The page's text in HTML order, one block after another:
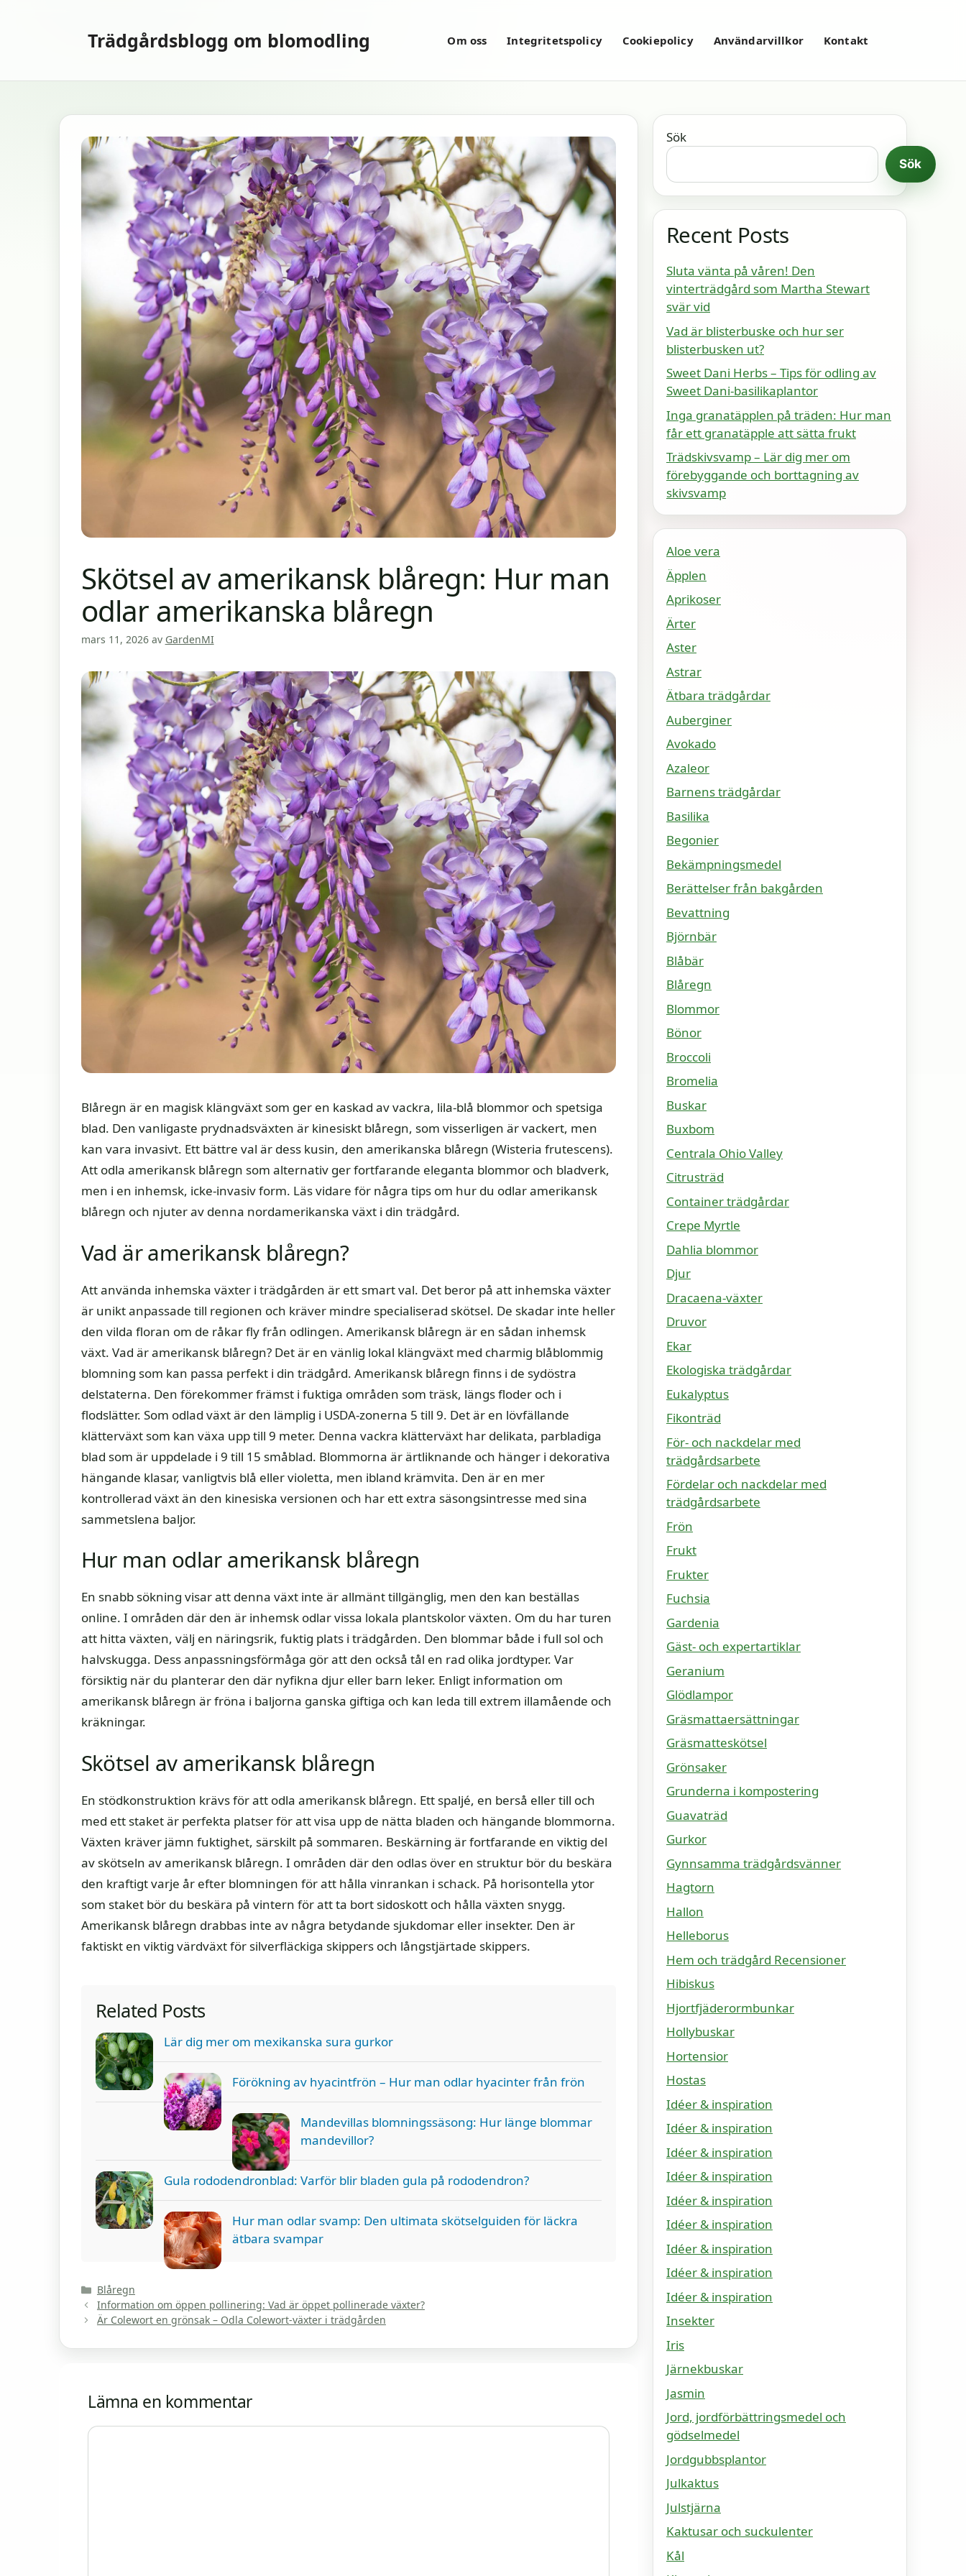
Trädgårdsblogg om blomodling Om oss Integritetspolicy Cookiepolicy Användarvillkor Kontakt
Skötsel av amerikansk blåregn: Hur man
odlar amerikanska blåregn
mars 11, 2026 av GardenMI
Blåregn är en magisk klängväxt som ger en kaskad av vackra, lila-blå blommor och spetsiga
blad. Den vanligaste prydnadsväxten är kinesiskt blåregn, som visserligen är vackert, men
kan vara invasivt. Ett bättre val är dess kusin, den amerikanska blåregn (Wisteria frutescens).
Att odla amerikansk blåregn som alternativ ger fortfarande eleganta blommor och bladverk,
men i en inhemsk, icke-invasiv form. Läs vidare för några tips om hur du odlar amerikansk
blåregn och njuter av denna nordamerikanska växt i din trädgård.
Vad är amerikansk blåregn?
Att använda inhemska växter i trädgården är ett smart val. Det beror på att inhemska växter
är unikt anpassade till regionen och kräver mindre specialiserad skötsel. De skadar inte heller
den vilda floran om de råkar fly från odlingen. Amerikansk blåregn är en sådan inhemsk
växt. Vad är amerikansk blåregn? Det är en vänlig lokal klängväxt med charmig blåblommig
blomning som kan passa perfekt i din trädgård. Amerikansk blåregn finns i de sydöstra
delstaterna. Den förekommer främst i fuktiga områden som träsk, längs floder och i
flodslätter. Som odlad växt är den lämplig i USDA-zonerna 5 till 9. Det är en lövfällande
klätterväxt som kan växa upp till 9 meter. Denna vackra klätterväxt har delikata, parbladiga
blad som är uppdelade i 9 till 15 småblad. Blommorna är ärtliknande och hänger i dekorativa
hängande klasar, vanligtvis blå eller violetta, men ibland krämvita. Den är en mer
kontrollerad växt än den kinesiska versionen och har ett extra säsongsintresse med sina
sammetslena baljor.
Hur man odlar amerikansk blåregn
En snabb sökning visar att denna växt inte är allmänt tillgänglig, men den kan beställas
online. I områden där den är inhemsk odlar vissa lokala plantskolor växten. Om du har turen
att hitta växten, välj en näringsrik, fuktig plats i trädgården. Den blommar både i full sol och
halvskugga. Dess anpassningsförmåga gör att den också tål en rad olika jordtyper. Var
försiktig när du planterar den där nyfikna djur eller barn leker. Enligt information om
amerikansk blåregn är fröna i baljorna ganska giftiga och kan leda till extrem illamående och
kräkningar.
Skötsel av amerikansk blåregn
En stödkonstruktion krävs för att odla amerikansk blåregn. Ett spaljé, en berså eller till och
med ett staket är perfekta platser för att visa upp de nätta bladen och hängande blommorna.
Växten kräver jämn fuktighet, särskilt på sommaren. Beskärning är fortfarande en viktig del
av skötseln av amerikansk blåregn. I områden där den odlas över en struktur bör du beskära
den kraftigt varje år efter blomningen för att hålla vinrankan i schack. På horisontella ytor
som staket bör du beskära på vintern för att ta bort sidoskott och hålla växten snygg.
Amerikansk blåregn drabbas inte av några betydande sjukdomar eller insekter. Den är
faktiskt en viktig värdväxt för silverfläckiga skippers och långstjärtade skippers.
Related Posts
Lär dig mer om mexikanska sura gurkor
Förökning av hyacintfrön – Hur man odlar hyacinter från frön
Mandevillas blomningssäsong: Hur länge blommar
mandevillor?
Gula rododendronblad: Varför blir bladen gula på rododendron?
Hur man odlar svamp: Den ultimata skötselguiden för läckra
ätbara svampar
Kategorier
Blåregn
Information om öppen pollinering: Vad är öppet pollinerade växter?
Är Colewort en grönsak – Odla Colewort-växter i trädgården
Lämna en kommentar
Kommentar
Sök
Sök
Recent Posts
Sluta vänta på våren! Den
vinterträdgård som Martha Stewart
svär vid
Vad är blisterbuske och hur ser
blisterbusken ut?
Sweet Dani Herbs – Tips för odling av
Sweet Dani-basilikaplantor
Inga granatäpplen på träden: Hur man
får ett granatäpple att sätta frukt
Trädskivsvamp – Lär dig mer om
förebyggande och borttagning av
skivsvamp
Aloe vera
Äpplen
Aprikoser
Ärter
Aster
Astrar
Ätbara trädgårdar
Auberginer
Avokado
Azaleor
Barnens trädgårdar
Basilika
Begonier
Bekämpningsmedel
Berättelser från bakgården
Bevattning
Björnbär
Blåbär
Blåregn
Blommor
Bönor
Broccoli
Bromelia
Buskar
Buxbom
Centrala Ohio Valley
Citrusträd
Container trädgårdar
Crepe Myrtle
Dahlia blommor
Djur
Dracaena-växter
Druvor
Ekar
Ekologiska trädgårdar
Eukalyptus
Fikonträd
För- och nackdelar med
trädgårdsarbete
Fördelar och nackdelar med
trädgårdsarbete
Frön
Frukt
Frukter
Fuchsia
Gardenia
Gäst- och expertartiklar
Geranium
Glödlampor
Gräsmattaersättningar
Gräsmatteskötsel
Grönsaker
Grunderna i kompostering
Guavaträd
Gurkor
Gynnsamma trädgårdsvänner
Hagtorn
Hallon
Helleborus
Hem och trädgård Recensioner
Hibiskus
Hjortfjäderormbunkar
Hollybuskar
Hortensior
Hostas
Idéer & inspiration
Idéer & inspiration
Idéer & inspiration
Idéer & inspiration
Idéer & inspiration
Idéer & inspiration
Idéer & inspiration
Idéer & inspiration
Idéer & inspiration
Insekter
Iris
Järnekbuskar
Jasmin
Jord, jordförbättringsmedel och
gödselmedel
Jordgubbsplantor
Julkaktus
Julstjärna
Kaktusar och suckulenter
Kål